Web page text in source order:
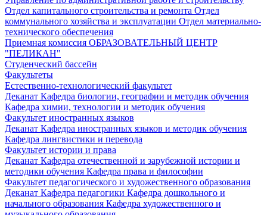
Отдел капитального строительства и ремонта Отдел
коммунального хозяйства и эксплуатации Отдел материально-
технического обеспечения
Приемная комиссия ОБРАЗОВАТЕЛЬНЫЙ ЦЕНТР
"ПЕЛИКАН"
Студенческий бассейн
Факультеты
Естественно-технологический факультет
Деканат Кафедра биологии, географии и методик обучения
Кафедра химии, технологии и методик обучения
Факультет иностранных языков
Деканат Кафедра иностранных языков и методик обучения
Кафедра лингвистики и перевода
Факультет истории и права
Деканат Кафедра отечественной и зарубежной истории и
методики обучения Кафедра права и философии
Факультет педагогического и художественного образования
Деканат Кафедра педагогики Кафедра дошкольного и
начального образования Кафедра художественного и